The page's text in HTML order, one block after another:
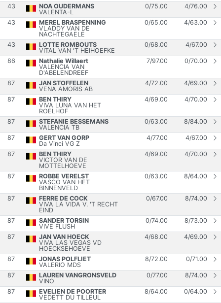
43
NOA OUDERMANS
VALENTA-L
0/75.00 4/76.00
43
MEREL BRASPENNING
VLADDY VAN DE
NACHTEGAELE
0/65.00 4/63.00
43
LOTTE ROMBOUTS
VITAL VAN 'T HEIHOEFKE
0/68.00 4/67.00
86
Nathalie Willaert
VALENCIA VAN
D'ABELENDREEF
7/97.00 0/70.00
87
JAN STOFFELEN
VENA AMORIS AB
4/72.00 4/69.00
87
BEN THIRY
VIVA LUNA VAN HET
ROELHOF
4/69.00 4/70.00
87
STEFANIE BESSEMANS
VALENCIA TB
0/63.00 8/84.00
87
GERT VAN GORP
Da Vinci VG Z
4/77.00 4/67.00
87
BEN THIRY
VICTOR VAN DE
MOTTELHOEVE
4/69.00 4/70.00
87
ROBBE VERELST
VASCO VAN HET
BINNENVELD
0/63.00 8/64.00
87
FERRE DE COCK
VIVA LA VIDA V. 'T RECHT
EIND
0/67.00 8/74.00
87
SANDER TORSIN
VIVE FLUSH
0/74.00 8/73.00
87
JAN VAN HOECK
VIVA LAS VEGAS VD
HOECKSEHOEVE
4/68.00 4/69.00
87
JONAS POLFLIET
VALERIO MDS
8/72.00 0/71.00
87
LAUREN VANGRONSVELD
VINO
0/77.00 8/74.00
87
EVELIEN DE POORTER
VEDETT DU TILLEUL
8/64.00 0/64.00